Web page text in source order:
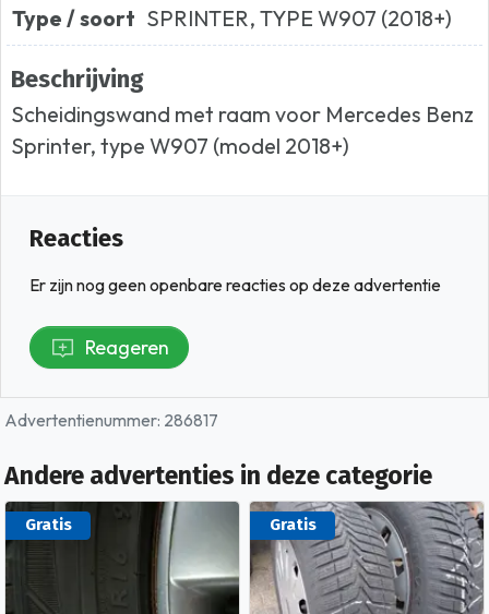
Type / soort SPRINTER, TYPE W907 (2018+)
Beschrijving
Scheidingswand met raam voor Mercedes Benz
Sprinter, type W907 (model 2018+)
Reacties
Er zijn nog geen openbare reacties op deze advertentie
Reageren
Advertentienummer: 286817
Andere advertenties in deze categorie
Gratis Gratis